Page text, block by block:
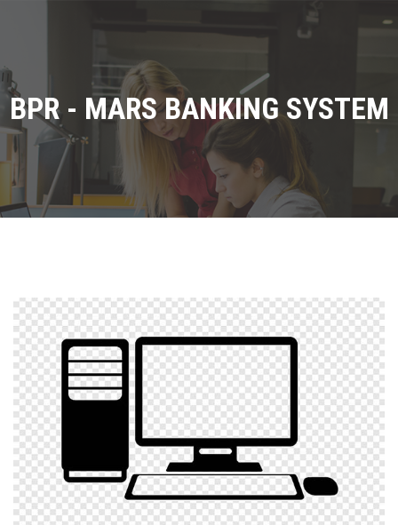
BPR - MARS BANKING SYSTEM